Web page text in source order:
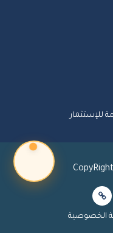
للإستثمار
الخصوصية